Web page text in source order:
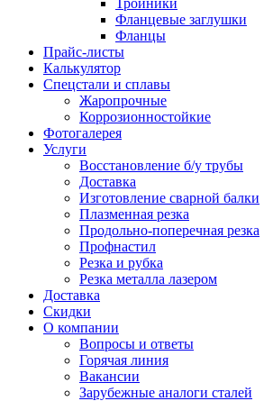
Тройники
Фланцевые заглушки
Фланцы
Прайс-листы
Калькулятор
Спецстали и сплавы
Жаропрочные
Коррозионностойкие
Фотогалерея
Услуги
Восстановление б/у трубы
Доставка
Изготовление сварной балки
Плазменная резка
Продольно-поперечная резка
Профнастил
Резка и рубка
Резка металла лазером
Доставка
Скидки
О компании
Вопросы и ответы
Горячая линия
Вакансии
Зарубежные аналоги сталей